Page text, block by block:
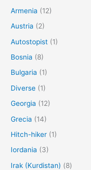
Armenia (12)
Austria (2)
Autostopist (1)
Bosnia (8)
Bulgaria (1)
Diverse (1)
Georgia (12)
Grecia (14)
Hitch-hiker (1)
Iordania (3)
Irak (Kurdistan) (8)